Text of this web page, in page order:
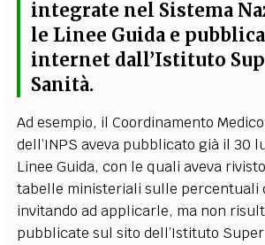
integrate nel Sistema
le Linee Guida e
internet dall’Istituto
Sanità.
Ad esempio, il Coordinamento
dell’INPS aveva pubblicato già il 30
Linee Guida, con le quali aveva
tabelle ministeriali sulle percentuali
invitando ad applicarle, ma non
pubblicate sul sito dell’Istituto